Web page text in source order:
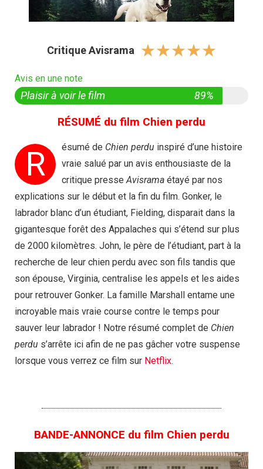
Critique Avisrama ☆☆☆☆☆
Avis en une note
Plaisir à voir le film 89%
RÉSUMÉ du film Chien perdu
R ésumé de Chien perdu inspiré d’une histoire
vraie salué par un avis enthousiaste de la
critique presseAvisrama étayé par nos
explications sur le début et la fin du film. Gonker, le
labrador blanc d’un étudiant, Fielding, disparait dans la
gigantesque forêt des Appalaches qui s’étend sur plus
de 2000 kilomètres. John, le père de l’étudiant, part à la
recherche de leur chien perdu avec son fils tandis que
son épouse, Virginia, centralise les appels et les aides
pour retrouver Gonker. La famille Marshall entame une
incroyable mais vraie course contre le temps pour
sauver leur labrador ! Notre résumé complet de Chien
perdu s’arrête ici afin de ne pas gâcher votre suspense
lorsque vous verrez ce film sur Netflix.
BANDE-ANNONCE du film Chien perdu